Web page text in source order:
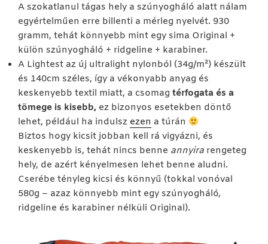
A szokatlanul tágas hely a szúnyogháló alatt nálam
egyértelműen erre billenti a mérleg nyelvét. 930
gramm, tehát könnyebb mint egy sima Original +
külön szúnyogháló + ridgeline + karabiner.
A Lightest az új ultralight nylonból (34g/m²) készült
és 140cm széles, így a vékonyabb anyag és
keskenyebb textil miatt, a csomag térfogata és a
tömege is kisebb, ez bizonyos esetekben döntő
lehet, például ha indulsz ezen a túrán
Biztos hogy kicsit jobban kell rá vigyázni, és
keskenyebb is, tehát nincs benne annyira rengeteg
hely, de azért kényelmesen lehet benne aludni.
Cserébe tényleg kicsi és könnyű (tokkal vonóval
580g – azaz könnyebb mint egy szúnyogháló,
ridgeline és karabiner nélküli Original).